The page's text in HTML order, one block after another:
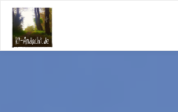
Zum
Inhalt
springen